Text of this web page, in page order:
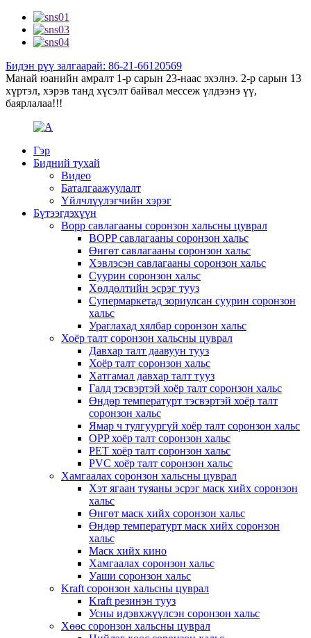
Бидэн рүү залгаарай: 86-21-66120569
Манай юанийн амралт 1-р сарын 23-наас эхэлнэ. 2-р сарын 13
хүртэл, хэрэв танд хүсэлт байвал мессеж үлдээнэ үү,
баярлалаа!!!
Гэр
Бидний тухай
Видео
Баталгаажуулалт
Үйлчлүүлэгчийн хэрэг
Бүтээгдэхүүн
Bopp савлагааны соронзон хальсны цуврал
BOPP савлагааны соронзон хальс
Өнгөт савлагааны соронзон хальс
Хэвлэсэн савлагааны соронзон хальс
Суурин соронзон хальс
Хөлдөлтийн эсрэг тууз
Супермаркетад зориулсан суурин соронзон
хальс
Ураглахад хялбар соронзон хальс
Хоёр талт соронзон хальсны цуврал
Давхар талт даавуун тууз
Хоёр талт соронзон хальс
Хатгамал давхар талт тууз
Галд тэсвэртэй хоёр талт соронзон хальс
Өндөр температурт тэсвэртэй хоёр талт
соронзон хальс
Ямар ч тулгуургүй хоёр талт соронзон хальс
OPP хоёр талт соронзон хальс
PET хоёр талт соронзон хальс
PVC хоёр талт соронзон хальс
Хамгаалах соронзон хальсны цуврал
Хэт ягаан туяаны эсрэг маск хийх соронзон
хальс
Өнгөт маск хийх соронзон хальс
Өндөр температурт маск хийх соронзон
хальс
Маск хийх кино
Хамгаалах соронзон хальс
Уаши соронзон хальс
Kraft соронзон хальсны цуврал
Kraft резинэн тууз
Усны идэвхжүүлсэн соронзон хальс
Хөөс соронзон хальсны цуврал